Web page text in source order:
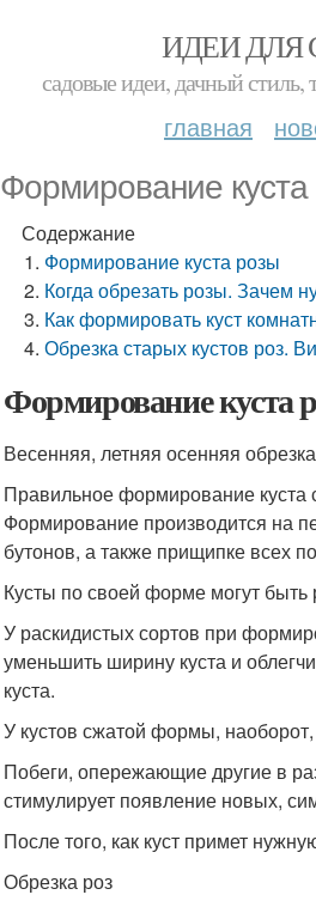
ИДЕИ ДЛЯ
садовые идеи, дачный
главная
Формирование
Содержание
Формирование куста розы
Когда обрезать розы. Зачем
Как формировать куст
Обрезка старых кустов роз.
Формирование куста
Весенняя, летняя осенняя обрезка
Правильное формирование куста
Формирование производится на
бутонов, а также прищипке всех
Кусты по своей форме могут
У раскидистых сортов при
уменьшить ширину куста и
куста.
У кустов сжатой формы,
Побеги, опережающие другие в
стимулирует появление новых,
После того, как куст примет
Обрезка роз